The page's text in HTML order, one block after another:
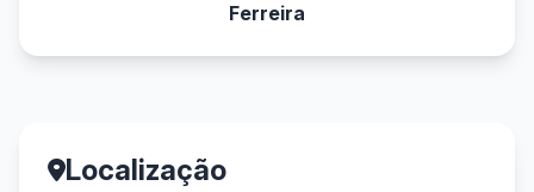
Ferreira
Localização